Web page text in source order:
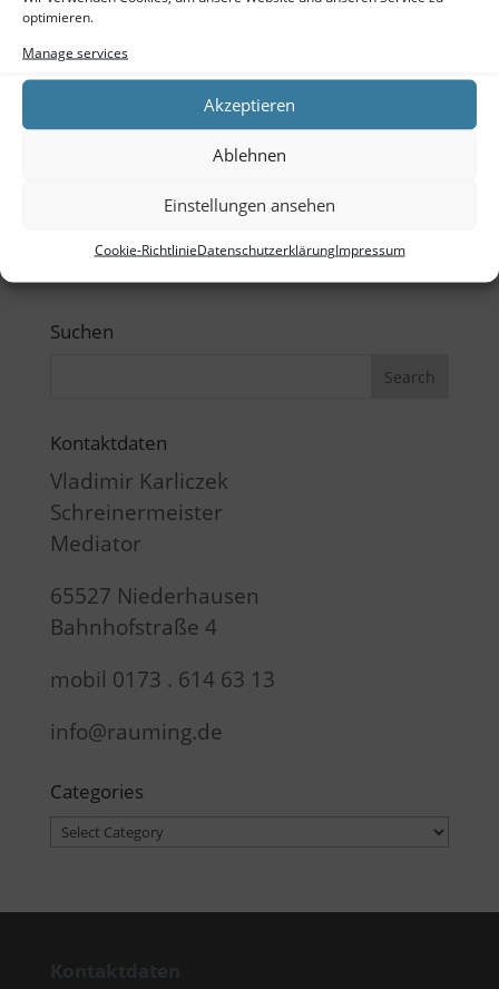
optimieren.
Manage services
Akzeptieren
Ablehnen
Einstellungen ansehen
Cookie-RichtlinieDatenschutzerklärungImpressum
Comments feed
WordPress.org
Suchen
Kontaktdaten
Vladimir Karliczek
Schreinermeister
Mediator
65527 Niederhausen
Bahnhofstraße 4
mobil 0173 . 614 63 13
info@rauming.de
Categories
Categories